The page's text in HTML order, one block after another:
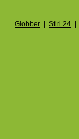
Globber Stiri 24